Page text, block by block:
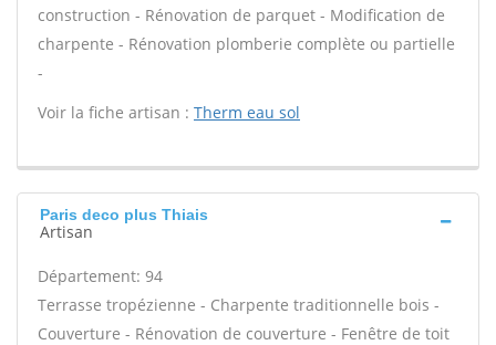
construction - Rénovation de parquet - Modification de
charpente - Rénovation plomberie complète ou partielle
-
Voir la fiche artisan : Therm eau sol
Paris deco plus Thiais
Artisan
Département: 94
Terrasse tropézienne - Charpente traditionnelle bois -
Couverture - Rénovation de couverture - Fenêtre de toit